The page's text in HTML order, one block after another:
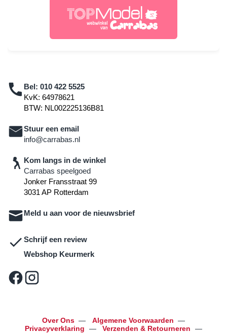
Bel: 010 422 5525
KvK: 64978621
BTW: NL002225136B81
Stuur een email
info@carrabas.nl
Kom langs in de winkel
Carrabas speelgoed
Jonker Fransstraat 99
3031 AP Rotterdam
Meld u aan voor de nieuwsbrief
Schrijf een review
Webshop Keurmerk
Over Ons — Algemene Voorwaarden —
Privacyverklaring
— Verzenden & Retourneren
—